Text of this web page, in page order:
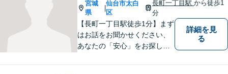
い。
宮城
県
|
仙台市太白
区
長町一丁目駅から徒歩1
分
【長町一丁目駅徒歩1分】まず
はお話をお聞かせください、
あなたの「安心」をお探しし
お話に来ていただいて大丈夫
詳細を見
る